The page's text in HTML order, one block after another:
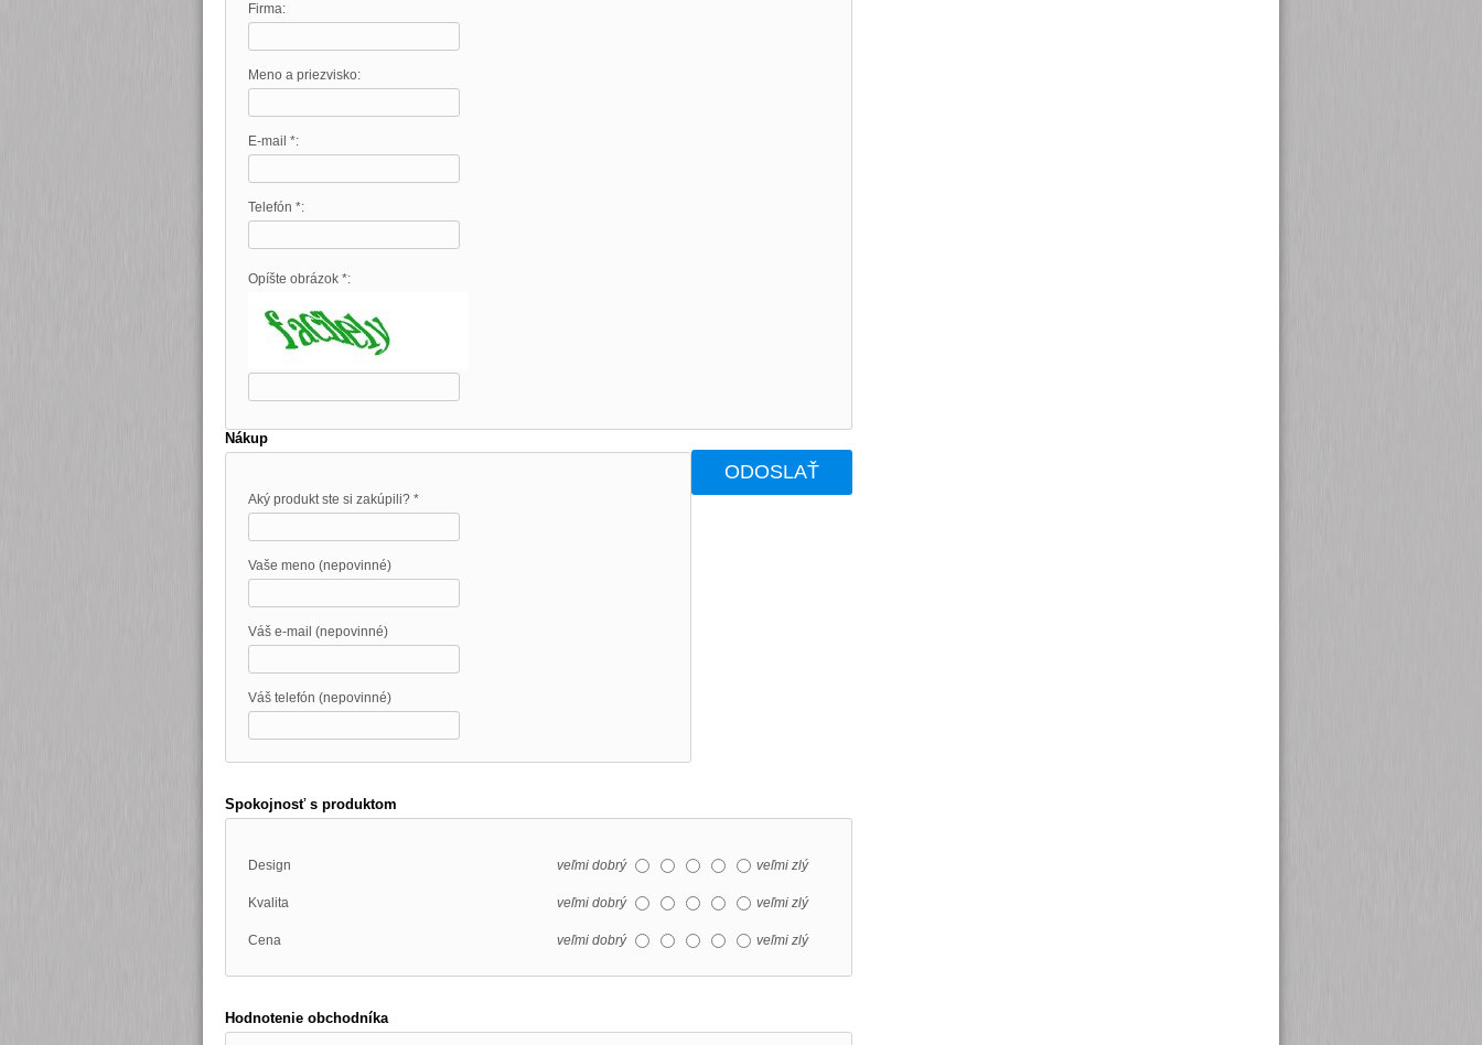
Firma:
Meno a priezvisko:
E-mail *:
Telefón *:
Opíšte obrázok *:
Nákup
Aký produkt ste si zakúpili? *
Vaše meno (nepovinné)
Váš e-mail (nepovinné)
Váš telefón (nepovinné)
Spokojnosť s produktom
Design veľmi dobrý veľmi zlý
Kvalita veľmi dobrý veľmi zlý
Cena veľmi dobrý veľmi zlý
Hodnotenie obchodníka